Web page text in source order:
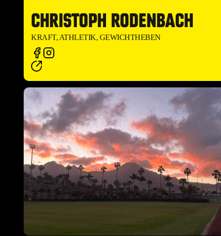
CHRISTOPH RODENBACH
KRAFT, ATHLETIK, GEWICHTHEBEN